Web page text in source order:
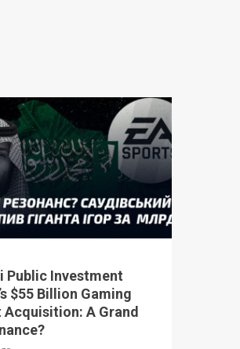
Public Investment
$55 Billion Gaming
Acquisition: A Grand